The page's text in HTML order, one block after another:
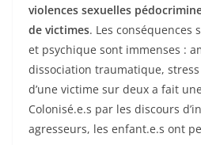
violences sexuelles
de victimes. Les conséquences
et psychique sont immenses :
dissociation traumatique,
d’une victime sur deux a fait
Colonisé.e.s par les discours
agresseurs, les enfant.e.s ont